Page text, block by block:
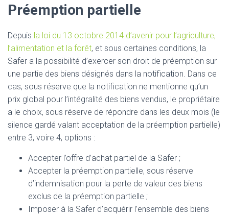
Préemption partielle
Depuis la loi du 13 octobre 2014 d’avenir pour l’agriculture,
l’alimentation et la forêt, et sous certaines conditions, la
Safer a la possibilité d’exercer son droit de préemption sur
une partie des biens désignés dans la notification. Dans ce
cas, sous réserve que la notification ne mentionne qu’un
prix global pour l’intégralité des biens vendus, le propriétaire
a le choix, sous réserve de répondre dans les deux mois (le
silence gardé valant acceptation de la préemption partielle)
entre 3, voire 4, options :
Accepter l’offre d’achat partiel de la Safer ;
Accepter la préemption partielle, sous réserve
d’indemnisation pour la perte de valeur des biens
exclus de la préemption partielle ;
Imposer à la Safer d’acquérir l’ensemble des biens